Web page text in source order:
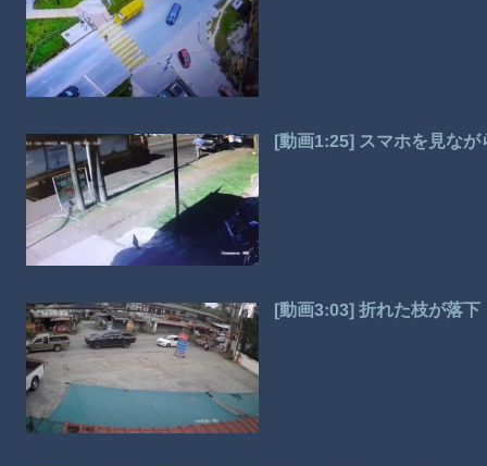
[動画1:25] スマホを見な
[動画3:03] 折れた枝が落